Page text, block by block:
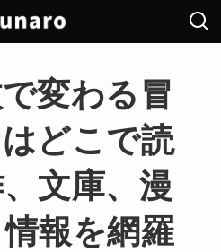
で変わる冒
どこで読
文庫、漫
報を網羅